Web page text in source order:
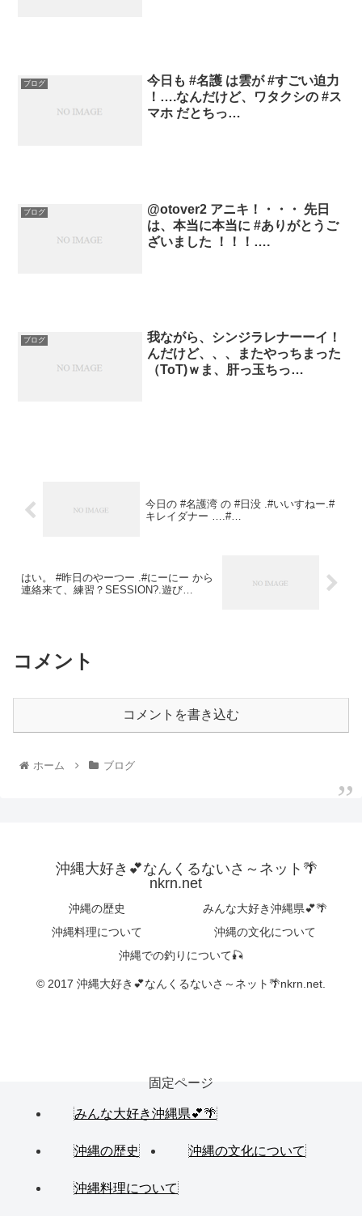
ブログ
今日も #名護 は雲が #すごい迫力
！….なんだけど、ワタクシの #ス
マホ だとちっ…
ブログ
@otover2 アニキ！・・・ 先日
は、本当に本当に #ありがとうご
ざいました ！！！….
ブログ
我ながら、シンジラレナーーイ！
んだけど、、、またやっちまった
（ToT)ｗま、肝っ玉ちっ…
今日の #名護湾 の #日没 .#いいすねー.#
キレイダナー ….#…
はい。 #昨日のやーつー .#にーにー から
連絡来て、練習？SESSION?.遊び…
コメント
コメントを書き込む
ホーム ブログ
沖縄大好き💕なんくるないさ～ネット🌴
nkrn.net
沖縄の歴史
みんな大好き沖縄県💕🌴
沖縄料理について
沖縄の文化について
沖縄での釣りについて🎣
© 2017 沖縄大好き💕なんくるないさ～ネット🌴nkrn.net.
固定ページ
みんな大好き沖縄県💕🌴
沖縄の歴史 沖縄の文化について
沖縄料理について